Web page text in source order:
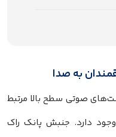
صوتی سطح بالا مرتبط
دارد. جنبش پانک راک